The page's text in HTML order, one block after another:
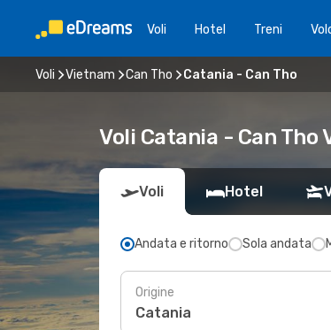
Voli Hotel Treni
Voli Vietnam Can Tho Catania - Can Tho
Voli Catania - Can Tho
Voli Hotel
Andata e ritorno Sola andata
Origine